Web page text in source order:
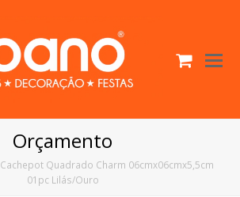
Cart
Orçamento
Cachepot Quadrado Charm 06cmx06cmx5,5cm
01pc Lilás/Ouro